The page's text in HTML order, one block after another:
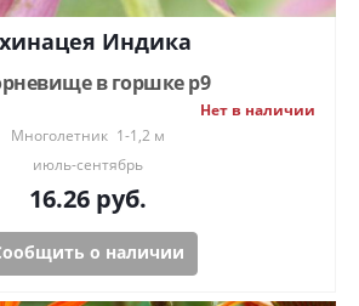
Индика
в горшке р9
Нет в наличии
Многолетник 1-1,2 м
июль-сентябрь
16.26руб.
о наличии